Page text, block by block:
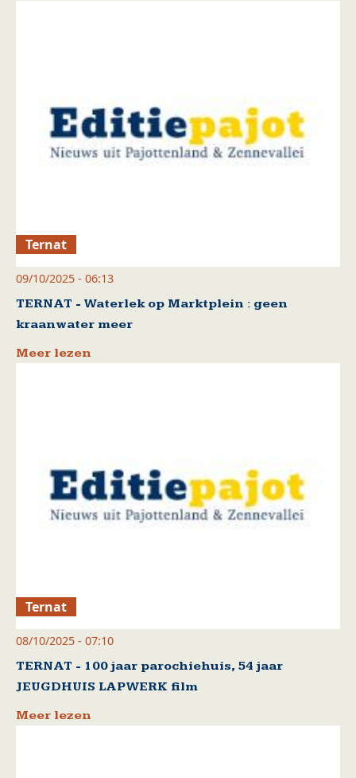
Ternat
09/10/2025 - 06:13
TERNAT - Waterlek op Marktplein : geen
kraanwater meer
Meer lezen
Ternat
08/10/2025 - 07:10
TERNAT - 100 jaar parochiehuis, 54 jaar
JEUGDHUIS LAPWERK film
Meer lezen